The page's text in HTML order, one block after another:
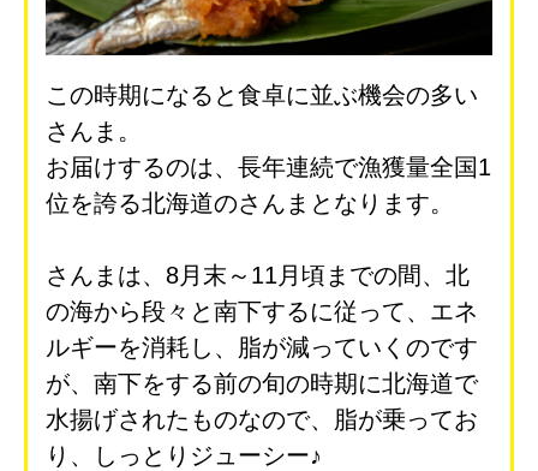
この時期になると食卓に並ぶ機会の多い
さんま。
お届けするのは、長年連続で漁獲量全国1
位を誇る北海道のさんまとなります。
さんまは、8月末～11月頃までの間、北
の海から段々と南下するに従って、エネ
ルギーを消耗し、脂が減っていくのです
が、南下をする前の旬の時期に北海道で
水揚げされたものなので、脂が乗ってお
り、しっとりジューシー♪